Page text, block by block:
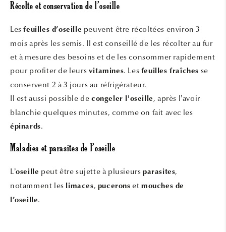
Récolte et conservation de l’oseille
Lesfeuilles d’oseille peuvent être récoltées environ 3
mois après les semis. Il est conseillé de les récolter au fur
et à mesure des besoins et de les consommer rapidement
pour profiter de leurs vitamines. Les feuilles fraîches se
conservent 2 à 3 jours au réfrigérateur.
Il est aussi possible de congeler l'oseille , après l’avoir
blanchie quelques minutes, comme on fait avec les
épinards.
Maladies et parasites de l’oseille
L’oseille peut être sujette à plusieursparasites,
notamment les limaces, pucerons etmouches de
l’oseille.